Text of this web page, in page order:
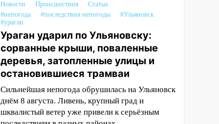
Новости Происшествия
Статьи
#непогода
#последствия непогоды
#Ульяновск
#ураган
Ураган ударил по Ульяновску:
сорванные крыши, поваленные
деревья, затопленные улицы и
остановившиеся трамваи
Сильнейшая непогода обрушилась на Ульяновск
днём 8 августа. Ливень, крупный град и
шквалистый ветер уже привели к серьёзным